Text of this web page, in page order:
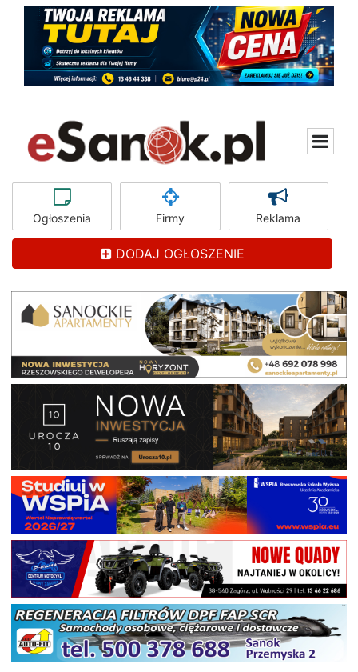
Ogłoszenia Firmy Reklama
DODAJ OGŁOSZENIE